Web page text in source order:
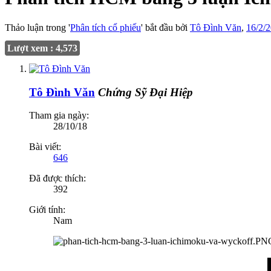
Thảo luận trong 'Phân tích cổ phiếu' bắt đầu bởi Tô Đình Văn, 16/2/
Lượt xem : 4,573
Tô Đình Văn Chứng Sỹ Đại Hiệp
Tham gia ngày:
28/10/18
Bài viết:
646
Đã được thích:
392
Giới tính:
Nam